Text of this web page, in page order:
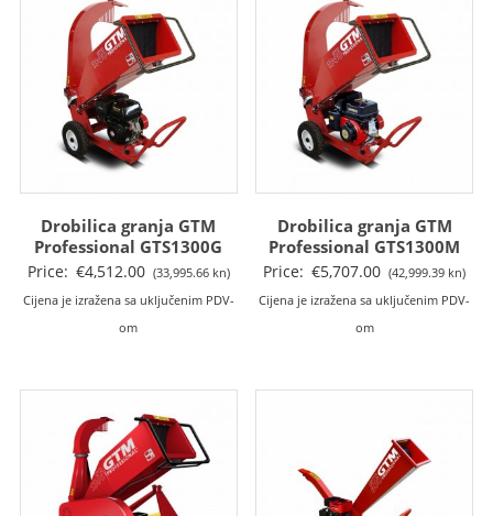
Drobilica granja GTM
Professional GTS1300G
Price: €4,512.00 (33,995.66 kn)
Cijena je izražena sa uključenim PDV-
om
Drobilica granja GTM
Professional GTS1300M
Price: €5,707.00 (42,999.39 kn)
Cijena je izražena sa uključenim PDV-
om